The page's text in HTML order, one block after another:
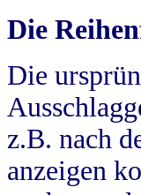
Die
Die
z.B. nach
anzeigen